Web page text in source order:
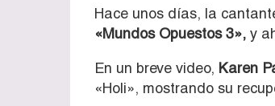
Hace unos días, la
«Mundos Opuestos 3», y
En un breve video, Karen
«Holi», mostrando su